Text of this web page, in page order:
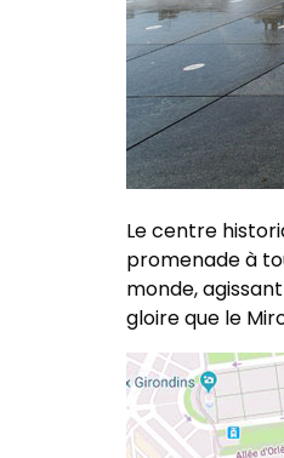
Le centre
promenade à
monde,
gloire que le